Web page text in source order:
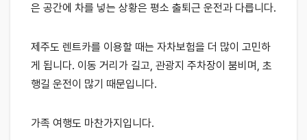
은 공간에 차를 넣는 상황은 평소 출퇴근 운전과 다릅니다.
제주도 렌트카를 이용할 때는 자차보험을 더 많이 고민하
게 됩니다. 이동 거리가 길고, 관광지 주차장이 붐비며, 초
행길 운전이 많기 때문입니다.
가족 여행도 마찬가지입니다.